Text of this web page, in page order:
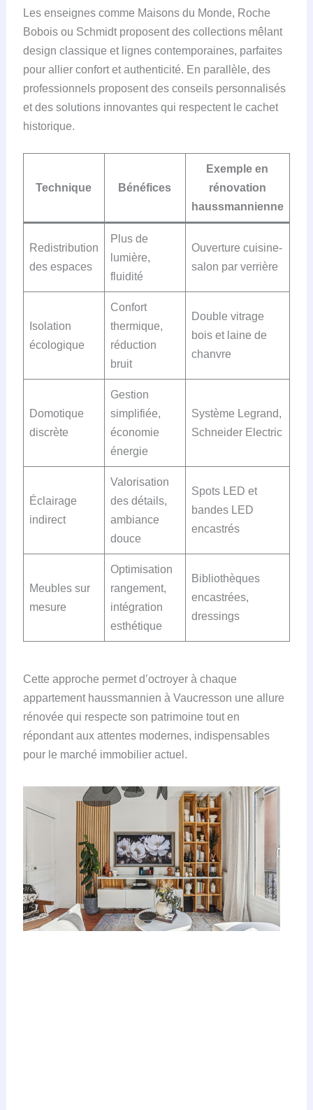
Les enseignes comme Maisons du Monde, Roche
Bobois ou Schmidt proposent des collections mêlant
design classique et lignes contemporaines, parfaites
pour allier confort et authenticité. En parallèle, des
professionnels proposent des conseils personnalisés
et des solutions innovantes qui respectent le cachet
historique.
Technique Bénéfices
Exemple en
rénovation
haussmannienne
Redistribution
des espaces
Plus de
lumière,
fluidité
Ouverture cuisine-
salon par verrière
Isolation
écologique
Confort
thermique,
réduction
bruit
Double vitrage
bois et laine de
chanvre
Domotique
discrète
Gestion
simplifiée,
économie
énergie
Système Legrand,
Schneider Electric
Éclairage
indirect
Valorisation
des détails,
ambiance
douce
Spots LED et
bandes LED
encastrés
Meubles sur
mesure
Optimisation
rangement,
intégration
esthétique
Bibliothèques
encastrées,
dressings
Cette approche permet d’octroyer à chaque
appartement haussmannien à Vaucresson une allure
rénovée qui respecte son patrimoine tout en
répondant aux attentes modernes, indispensables
pour le marché immobilier actuel.